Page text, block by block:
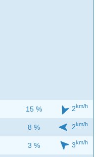
15 % 2km/h
8 % 2km/h
3 % 3km/h